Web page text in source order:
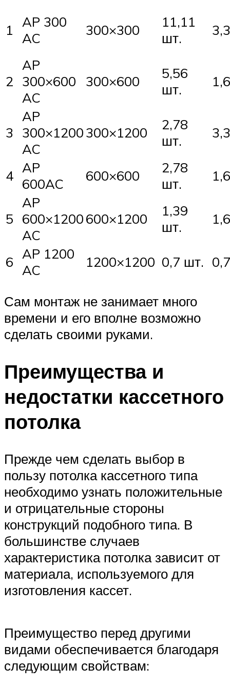
1 AP 300
AC
300×300
11,11
шт.
2
AP
300×600
AC
300×600
5,56
шт.
3
AP
300×1200
AC
300×1200
2,78
шт.
4 AP
600AC
600×600
2,78
шт.
5
AP
600×1200
AC
600×1200
1,39
шт.
6 AP 1200
AC
1200×1200 0,7 шт.
Сам монтаж не занимает много
времени и его вполне возможно
сделать своими руками.
Преимущества и
недостатки кассетного
потолка
Прежде чем сделать выбор в
пользу потолка кассетного типа
необходимо узнать положительные
и отрицательные стороны
конструкций подобного типа. В
большинстве случаев
характеристика потолка зависит от
материала, используемого для
изготовления кассет.
Преимущество перед другими
видами обеспечивается благодаря
следующим свойствам: